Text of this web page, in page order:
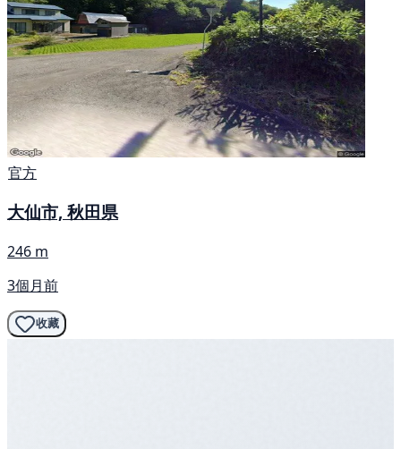
官方
大仙市, 秋田県
246 m
3個月前
收藏